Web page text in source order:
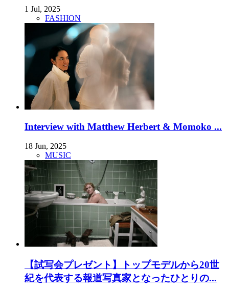
1 Jul, 2025
FASHION
Interview with Matthew Herbert & Momoko ...
18 Jun, 2025
MUSIC
【試写会プレゼント】トップモデルから20世
紀を代表する報道写真家となったひとりの...